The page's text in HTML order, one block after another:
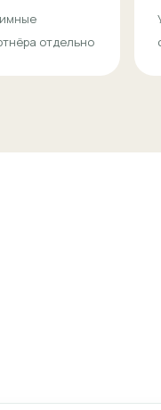
отдельно